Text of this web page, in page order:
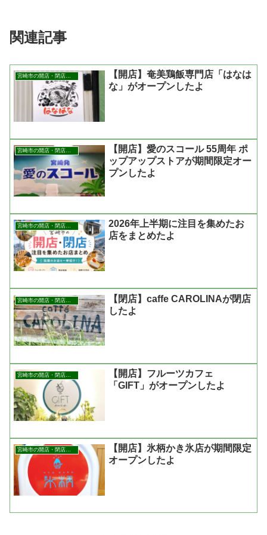
関連記事
【開店】奄美鶏飯専門店「はなは
な」がオープンしたよ
宮崎市の開店・閉店まとめ
【開店】愛のスコール 55周年 ポ
ップアップストアが期間限定オー
プンしたよ
2026年上半期に注目を集めたお
店をまとめたよ
【閉店】caffe CAROLINAが閉店
したよ
宮崎市の開店・閉店まとめ
【開店】フルーツカフェ
「GIFT」がオープンしたよ
宮崎市の開店・閉店まとめ
【開店】氷柄かき氷店が期間限定
オープンしたよ